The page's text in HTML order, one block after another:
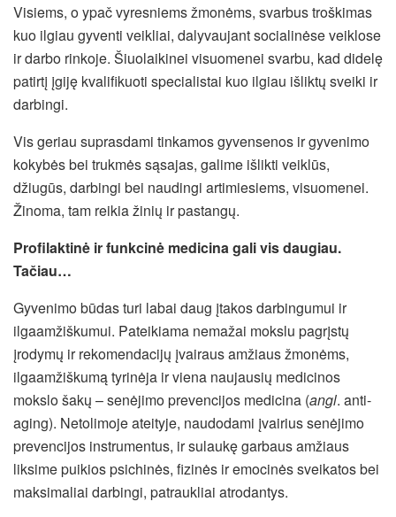
Visiems, o ypač vyresniems žmonėms, svarbus troškimas
kuo ilgiau gyventi veikliai, dalyvaujant socialinėse veiklose
ir darbo rinkoje. Šiuolaikinei visuomenei svarbu, kad didelę
patirtį įgiję kvalifikuoti specialistai kuo ilgiau išliktų sveiki ir
darbingi.
Vis geriau suprasdami tinkamos gyvensenos ir gyvenimo
kokybės bei trukmės sąsajas, galime išlikti veiklūs,
džiugūs, darbingi bei naudingi artimiesiems, visuomenei.
Žinoma, tam reikia žinių ir pastangų.
Profilaktinė ir funkcinė medicina gali vis daugiau.
Tačiau…
Gyvenimo būdas turi labai daug įtakos darbingumui ir
ilgaamžiškumui. Pateikiama nemažai mokslu pagrįstų
įrodymų ir rekomendacijų įvairaus amžiaus žmonėms,
ilgaamžiškumą tyrinėja ir viena naujausių medicinos
mokslo šakų – senėjimo prevencijos medicina (angl. anti-
aging). Netolimoje ateityje, naudodami įvairius senėjimo
prevencijos instrumentus, ir sulaukę garbaus amžiaus
liksime puikios psichinės, fizinės ir emocinės sveikatos bei
maksimaliai darbingi, patraukliai atrodantys.